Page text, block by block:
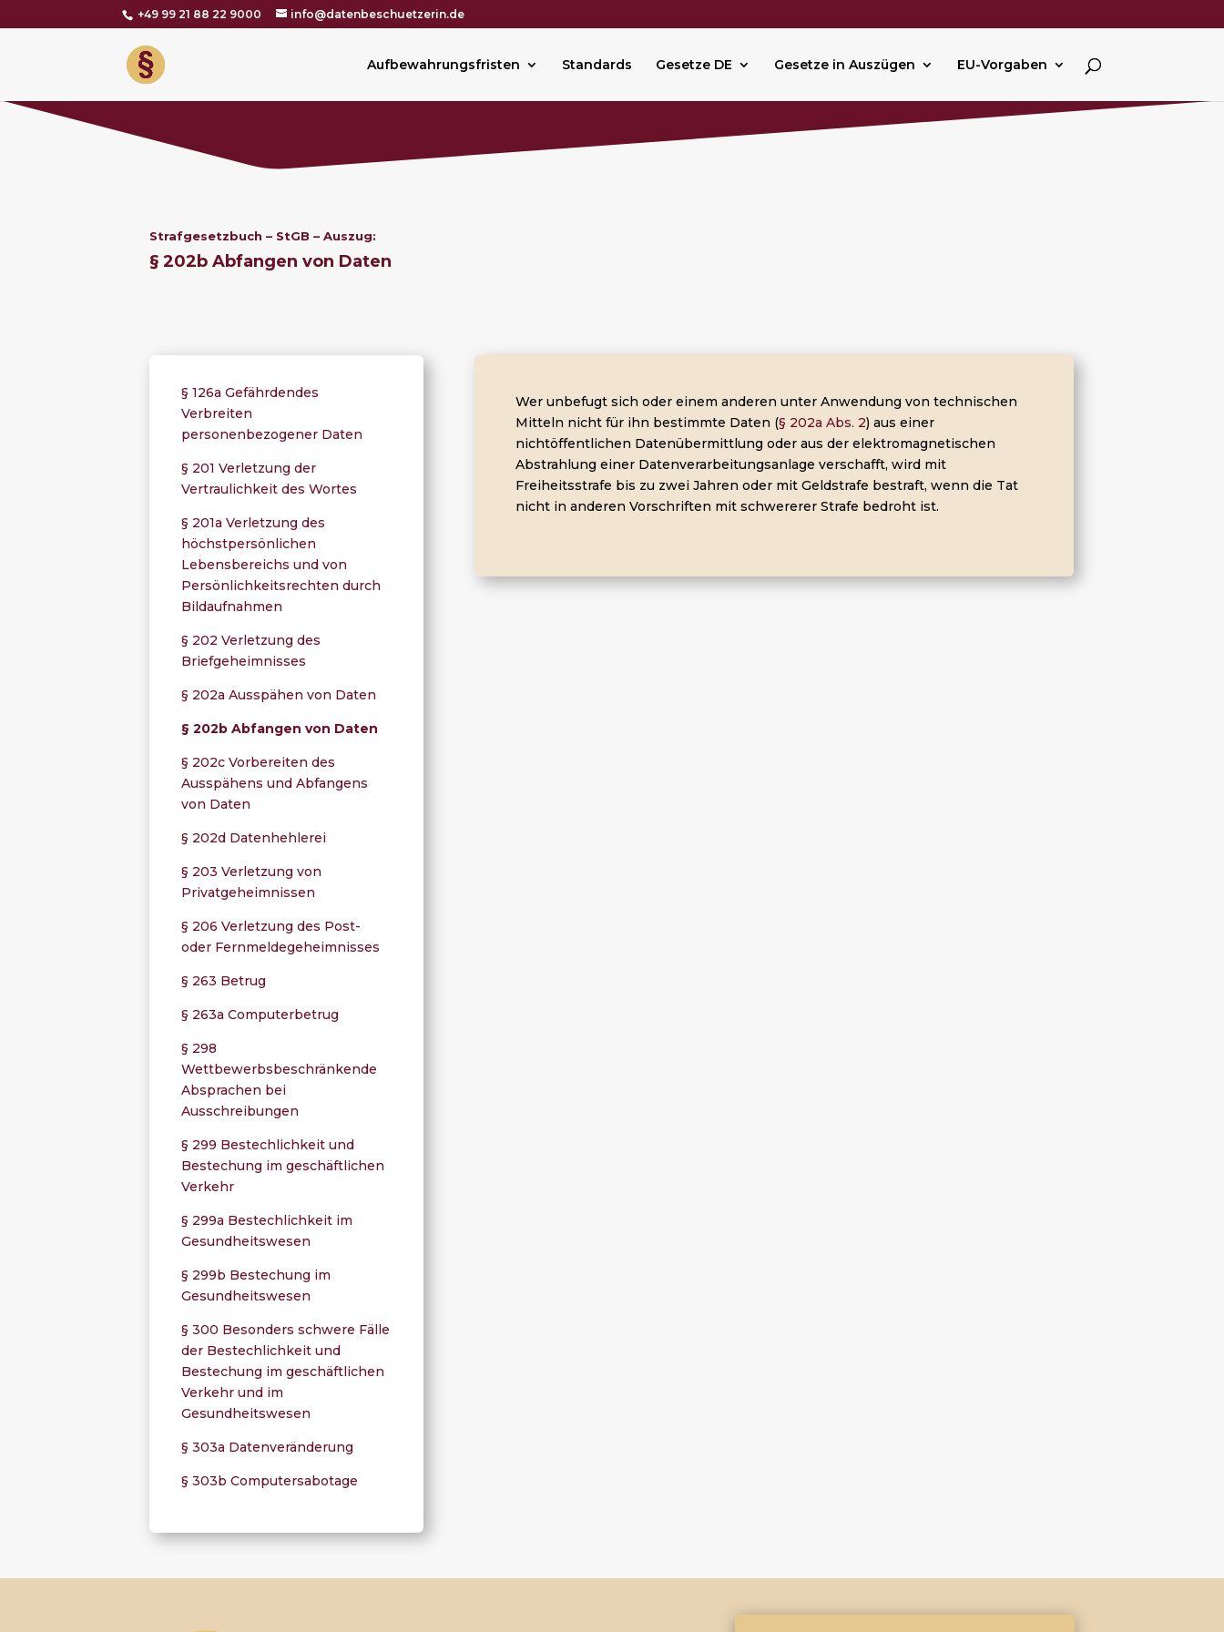
+49 99 21 88 22 9000 info@datenbeschuetzerin.de
Aufbewahrungsfristen Standards Gesetze DE Gesetze in Auszügen EU-Vorgaben
Strafgesetzbuch – StGB – Auszug:
§ 202b Abfangen von Daten
§ 126a Gefährdendes
Verbreiten
personenbezogener Daten
§ 201 Verletzung der
Vertraulichkeit des Wortes
§ 201a Verletzung des
höchstpersönlichen
Lebensbereichs und von
Persönlichkeitsrechten durch
Bildaufnahmen
§ 202 Verletzung des
Briefgeheimnisses
§ 202a Ausspähen von Daten
§ 202b Abfangen von Daten
§ 202c Vorbereiten des
Ausspähens und Abfangens
von Daten
§ 202d Datenhehlerei
§ 203 Verletzung von
Privatgeheimnissen
§ 206 Verletzung des Post-
oder Fernmeldegeheimnisses
§ 263 Betrug
§ 263a Computerbetrug
§ 298
Wettbewerbsbeschränkende
Absprachen bei
Ausschreibungen
§ 299 Bestechlichkeit und
Bestechung im geschäftlichen
Verkehr
§ 299a Bestechlichkeit im
Gesundheitswesen
§ 299b Bestechung im
Gesundheitswesen
§ 300 Besonders schwere Fälle
der Bestechlichkeit und
Bestechung im geschäftlichen
Verkehr und im
Gesundheitswesen
§ 303a Datenveränderung
§ 303b Computersabotage
Wer unbefugt sich oder einem anderen unter Anwendung von technischen
Mitteln nicht für ihn bestimmte Daten (§ 202a Abs. 2) aus einer
nichtöffentlichen Datenübermittlung oder aus der elektromagnetischen
Abstrahlung einer Datenverarbeitungsanlage verschafft, wird mit
Freiheitsstrafe bis zu zwei Jahren oder mit Geldstrafe bestraft, wenn die Tat
nicht in anderen Vorschriften mit schwererer Strafe bedroht ist.